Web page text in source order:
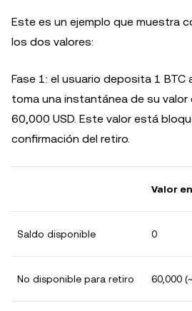
Este es un ejemplo que muestra
los dos valores:
Fase 1: el usuario deposita 1 BTC
toma una instantánea de su valor
60,000 USD. Este valor está
confirmación del retiro.
Valor
Saldo disponible 0
No disponible para retiro 60,000